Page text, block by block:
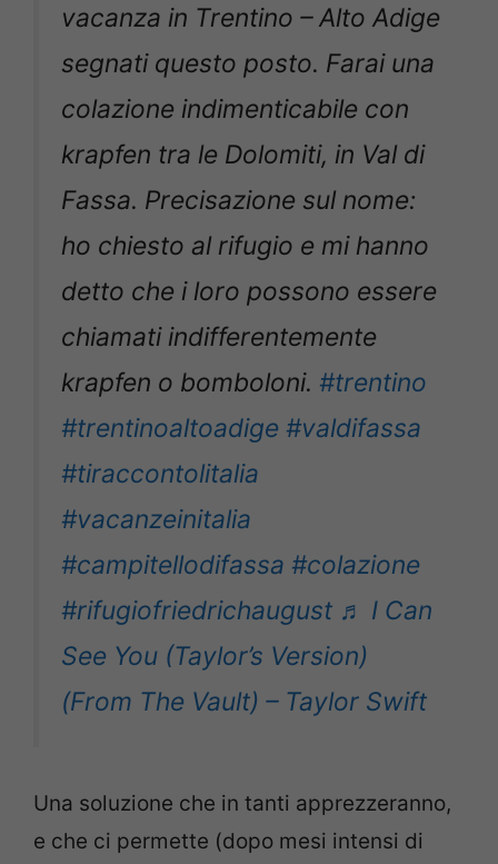
vacanza in Trentino – Alto Adige
segnati questo posto. Farai una
colazione indimenticabile con
krapfen tra le Dolomiti, in Val di
Fassa. Precisazione sul nome:
ho chiesto al rifugio e mi hanno
detto che i loro possono essere
chiamati indifferentemente
krapfen o bomboloni. #trentino
#trentinoaltoadige #valdifassa
#tiraccontolitalia
#vacanzeinitalia
#campitellodifassa #colazione
#rifugiofriedrichaugust ♬ I Can
See You (Taylor’s Version)
(From The Vault) – Taylor Swift
Una soluzione che in tanti apprezzeranno,
e che ci permette (dopo mesi intensi di